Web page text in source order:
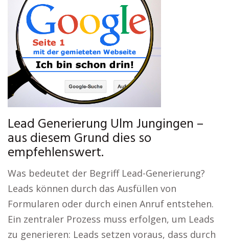
Lead Generierung Ulm Jungingen –
aus diesem Grund dies so
empfehlenswert.
Was bedeutet der Begriff Lead-Generierung?
Leads können durch das Ausfüllen von
Formularen oder durch einen Anruf entstehen.
Ein zentraler Prozess muss erfolgen, um Leads
zu generieren: Leads setzen voraus, dass durch